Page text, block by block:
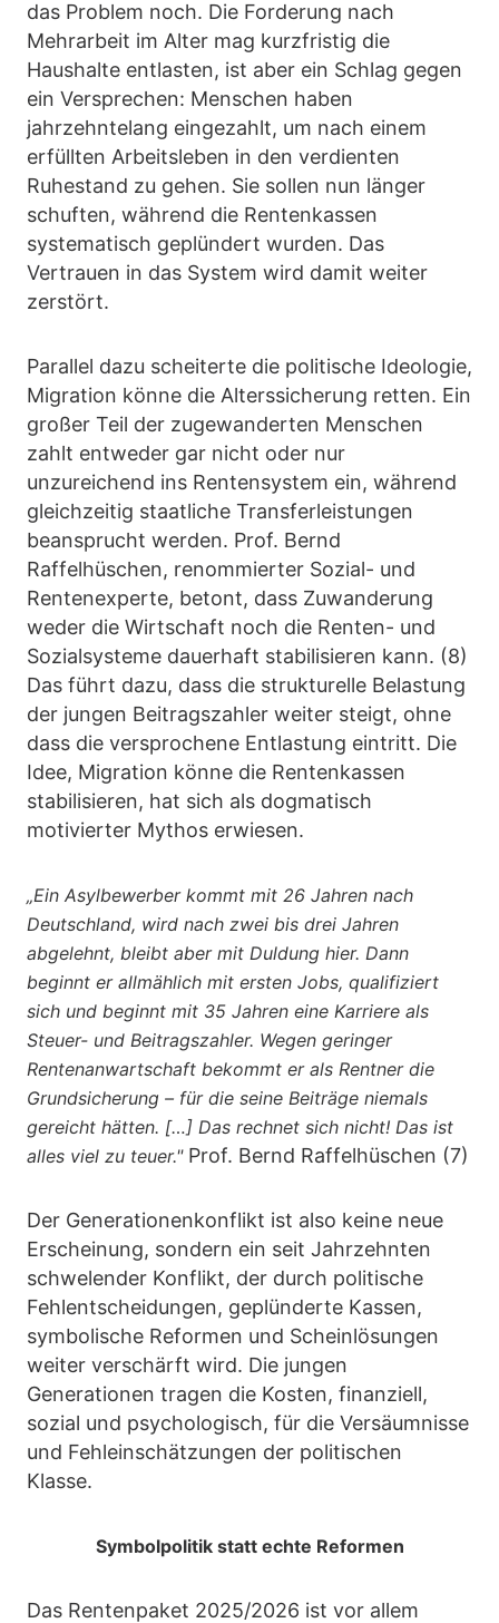
das Problem noch. Die Forderung nach
Mehrarbeit im Alter mag kurzfristig die
Haushalte entlasten, ist aber ein Schlag gegen
ein Versprechen: Menschen haben
jahrzehntelang eingezahlt, um nach einem
erfüllten Arbeitsleben in den verdienten
Ruhestand zu gehen. Sie sollen nun länger
schuften, während die Rentenkassen
systematisch geplündert wurden. Das
Vertrauen in das System wird damit weiter
zerstört.
Parallel dazu scheiterte die politische Ideologie,
Migration könne die Alterssicherung retten. Ein
großer Teil der zugewanderten Menschen
zahlt entweder gar nicht oder nur
unzureichend ins Rentensystem ein, während
gleichzeitig staatliche Transferleistungen
beansprucht werden. Prof. Bernd
Raffelhüschen, renommierter Sozial- und
Rentenexperte, betont, dass Zuwanderung
weder die Wirtschaft noch die Renten- und
Sozialsysteme dauerhaft stabilisieren kann. (8)
Das führt dazu, dass die strukturelle Belastung
der jungen Beitragszahler weiter steigt, ohne
dass die versprochene Entlastung eintritt. Die
Idee, Migration könne die Rentenkassen
stabilisieren, hat sich als dogmatisch
motivierter Mythos erwiesen.
„Ein Asylbewerber kommt mit 26 Jahren nach
Deutschland, wird nach zwei bis drei Jahren
abgelehnt, bleibt aber mit Duldung hier. Dann
beginnt er allmählich mit ersten Jobs, qualifiziert
sich und beginnt mit 35 Jahren eine Karriere als
Steuer- und Beitragszahler. Wegen geringer
Rentenanwartschaft bekommt er als Rentner die
Grundsicherung – für die seine Beiträge niemals
gereicht hätten. […] Das rechnet sich nicht! Das ist
alles viel zu teuer." Prof. Bernd Raffelhüschen (7)
Der Generationenkonflikt ist also keine neue
Erscheinung, sondern ein seit Jahrzehnten
schwelender Konflikt, der durch politische
Fehlentscheidungen, geplünderte Kassen,
symbolische Reformen und Scheinlösungen
weiter verschärft wird. Die jungen
Generationen tragen die Kosten, finanziell,
sozial und psychologisch, für die Versäumnisse
und Fehleinschätzungen der politischen
Klasse.
Symbolpolitik statt echte Reformen
Das Rentenpaket 2025/2026 ist vor allem